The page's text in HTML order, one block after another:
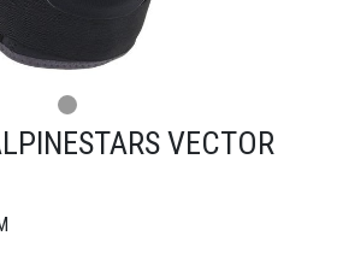
VECTOR